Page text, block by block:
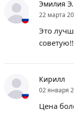
Эмилия Э.
22 марта
Это
Кирилл
02 января
Цена